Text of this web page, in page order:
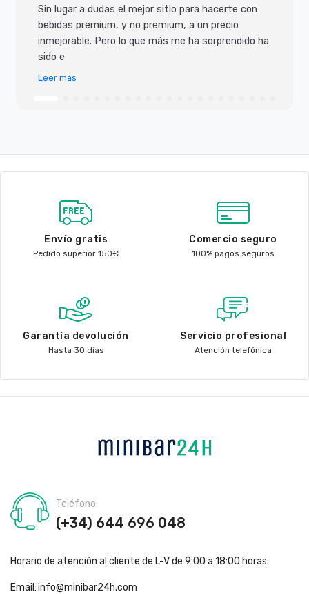
Sin lugar a dudas el mejor sitio para hacerte con
bebidas premium, y no premium, a un precio
inmejorable. Pero lo que más me ha sorprendido ha
sido e
Leer más
Envío gratis
Pedido superior 150€
Comercio seguro
100% pagos seguros
Garantía devolución
Hasta 30 días
Servicio profesional
Atención telefónica
Teléfono:
(+34) 644 696 048
Horario de atención al cliente de L-V de 9:00 a 18:00 horas.
Email:info@minibar24h.com